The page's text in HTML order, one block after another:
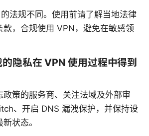
法规不同。使用前请了解当地法律
款，合规使用 VPN，避免在敏感领
隐私在 VPN 使用过程中得到
政策的服务商、关注法域及外部审
、开启 DNS 漏洩保护，并保持设
状态。